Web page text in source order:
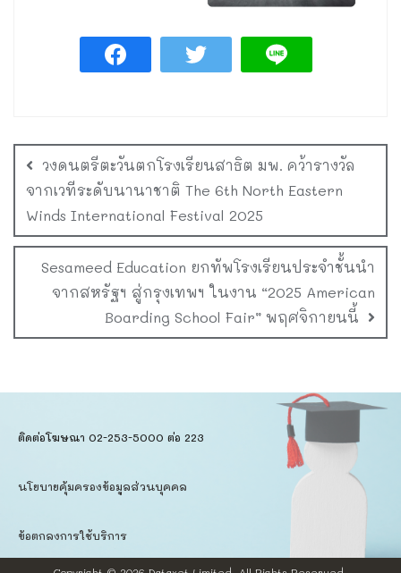
วงดนตรีตะวันตกโรงเรียนสาธิต มพ. คว้ารางวัล
จากเวทีระดับนานาชาติ The 6th North Eastern
Winds International Festival 2025
Sesameed Education ยกทัพโรงเรียนประจำชั้นนำ
จากสหรัฐฯ สู่กรุงเทพฯ ในงาน “2025 American
Boarding School Fair” พฤศจิกายนนี้
ติดต่อโฆษณา 02-253-5000​ ต่อ 223
นโยบายคุ้มครองข้อมูลส่วนบุคคล​
ข้อตกลงการใช้บริการ